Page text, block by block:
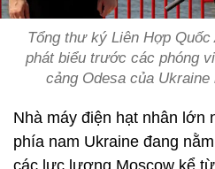
Tổng thư ký Liên Hợp
phát biểu trước các phóng
cảng Odesa của Ukraine
Nhà máy điện hạt nhân lớn
phía nam Ukraine đang